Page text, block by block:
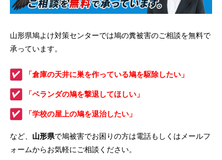
山形県鳩よけ対策センターでは鳩の糞被害のご相談を無料で
承っています。
「倉庫の天井に巣を作っている鳩を駆除したい」
「ベランダの鳩を撃退してほしい」
「学校の屋上の鳩を退治したい」
など、 山形県で鳩被害でお困りの方は電話もしくはメールフ
ォームからお気軽にご相談ください。